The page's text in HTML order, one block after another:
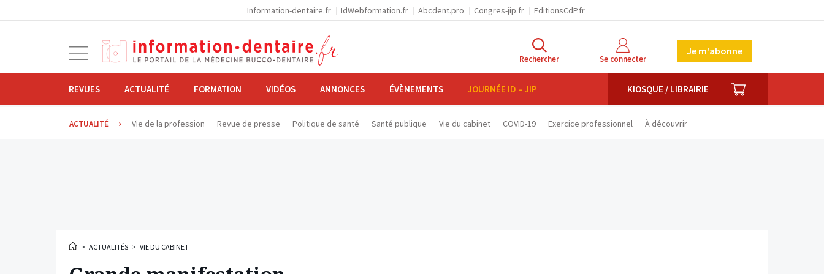
Information-dentaire.fr IdWebformation.fr Abcdent.pro Congres-jip.fr EditionsCdP.fr
navigation
Rechercher Se connecter
Je m'abonne
REVUES ACTUALITÉ FORMATION VIDÉOS ANNONCES ÉVÈNEMENTS JOURNÉE ID – JIP KIOSQUE / LIBRAIRIE PANIER
ACTUALITÉ Vie de la profession Revue de presse Politique de santé Santé publique Vie du cabinet COVID-19 Exercice professionnel À découvrir
> ACTUALITÉS > VIE DU CABINET